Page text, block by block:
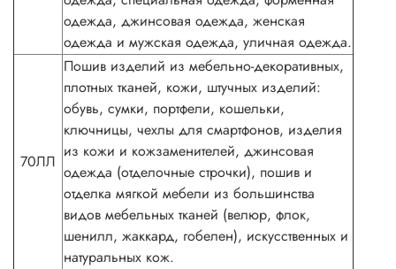
одежда, джинсовая одежда, женская
одежда и мужская одежда, уличная одежда.
70ЛЛ
Пошив изделий из мебельно-декоративных,
плотных тканей, кожи, штучных изделий:
обувь, сумки, портфели, кошельки,
ключницы, чехлы для смартфонов, изделия
из кожи и кожзаменителей, джинсовая
одежда (отделочные строчки), пошив и
отделка мягкой мебели из большинства
видов мебельных тканей (велюр, флок,
шенилл, жаккард, гобелен), искусственных и
натуральных кож.